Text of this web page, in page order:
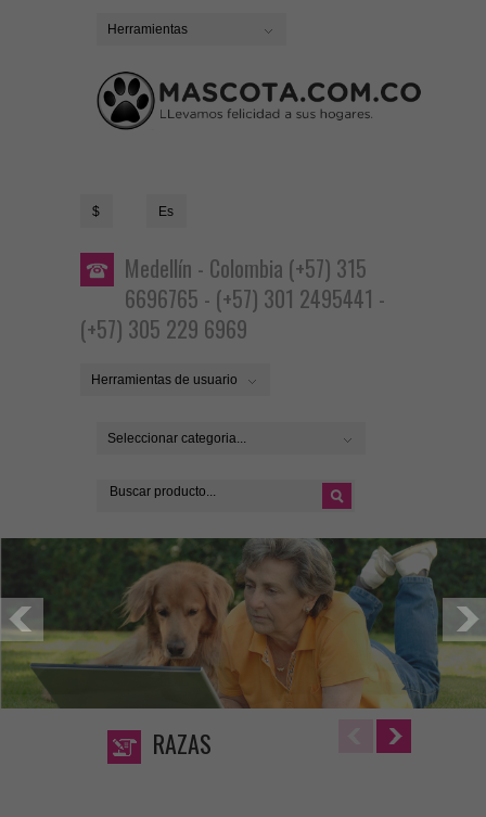
Herramientas
$ Es
Medellín - Colombia (+57) 315
6696765 - (+57) 301 2495441 -
(+57) 305 229 6969
Herramientas de usuario
Seleccionar categoria...
RAZAS